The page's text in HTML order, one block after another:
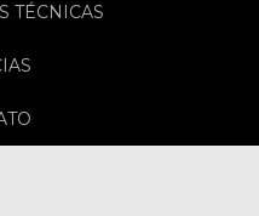
TÉCNICAS